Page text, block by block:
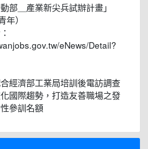
部＿產業新尖兵試辦計畫」
年）
eNews/Detail?
經濟部工業局培訓後電訪調查
國際趨勢，打造友善職場之發
參訓名額